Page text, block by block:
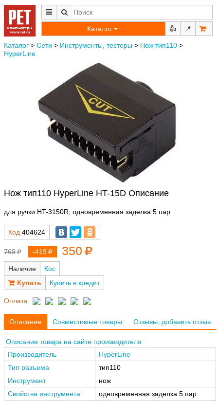
Каталог 👍 📍
Каталог > Сети > Инструменты, тестеры > Нож тип110 >
HyperLine
Нож тип110 HyperLine HT-15D Описание
для ручки HT-3150R, одновременная заделка 5 пар
Код 404624
769 -419 350
Наличие
Кос
Купить в кредит
Оплата
Описание Совместимые товары Отзывы, добавить отзыв
Описание товара на сайте производителя
Производитель
HyperLine
Тип разъема
тип110
Инструмент
нож
Свойства инструмента
одновременная заделка 5 пар